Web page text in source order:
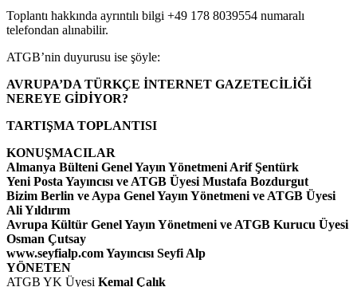
Toplantı hakkında ayrıntılı bilgi +49 178 8039554 numaralı
telefondan alınabilir.
ATGB’nin duyurusu ise şöyle:
AVRUPA’DA TÜRKÇE İNTERNET GAZETECİLİĞİ
NEREYE GİDİYOR?
TARTIŞMA TOPLANTISI
KONUŞMACILAR
Almanya Bülteni Genel Yayın Yönetmeni Arif Şentürk
Yeni Posta Yayıncısı ve ATGB Üyesi Mustafa Bozdurgut
Bizim Berlin ve Aypa Genel Yayın Yönetmeni ve ATGB Üyesi
Ali Yıldırım
Avrupa Kültür Genel Yayın Yönetmeni ve ATGB Kurucu Üyesi
Osman Çutsay
www.seyfialp.com Yayıncısı Seyfi Alp
YÖNETEN
ATGB YK Üyesi Kemal Çalık